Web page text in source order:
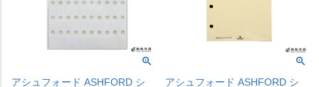
アシュフォード ASHFORD シ アシュフォード ASHFORD シ